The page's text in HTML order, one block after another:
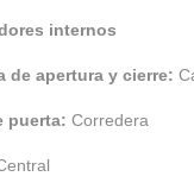
internos
de apertura y cierre:
puerta: Corredera